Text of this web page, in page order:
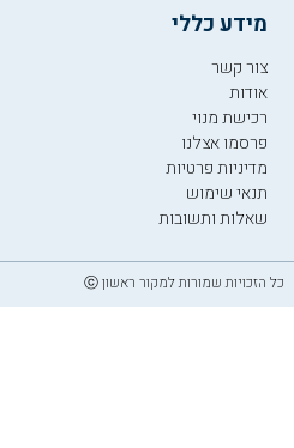
מידע כללי
צור קשר
אודות
רכישת מנוי
פרסמו אצלנו
מדיניות פרטיות
תנאי שימוש
שאלות ותשובות
כל הזכויות שמורות למקור ראשון ⓒ